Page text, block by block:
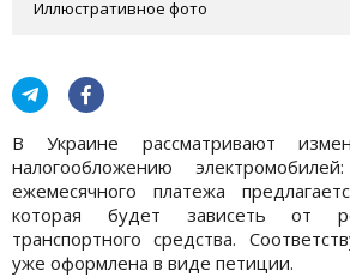
Иллюстративное фото
В Украине рассматривают
налогообложению
ежемесячного платежа
которая будет зависеть от
транспортного средства.
уже оформлена в виде петиции.